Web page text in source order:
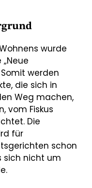
wurde
werden
die sich in
Weg machen,
vom Fiskus
Die
für
schon
sich nicht um